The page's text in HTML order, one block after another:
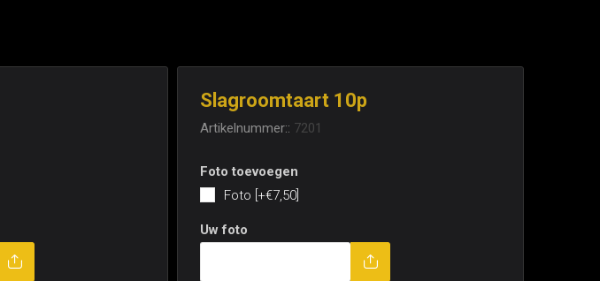
Tekst toevoegen
Slagroomtaart 10p
Artikelnummer:: 7201
Foto toevoegen
Foto [+€7,50]
Uw foto
Tekst toevoegen